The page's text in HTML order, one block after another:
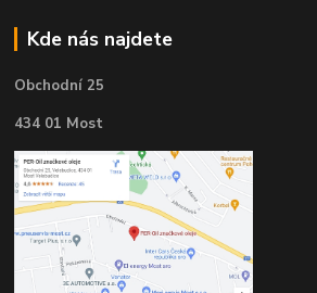
Kde nás najdete
Obchodní 25
434 01 Most